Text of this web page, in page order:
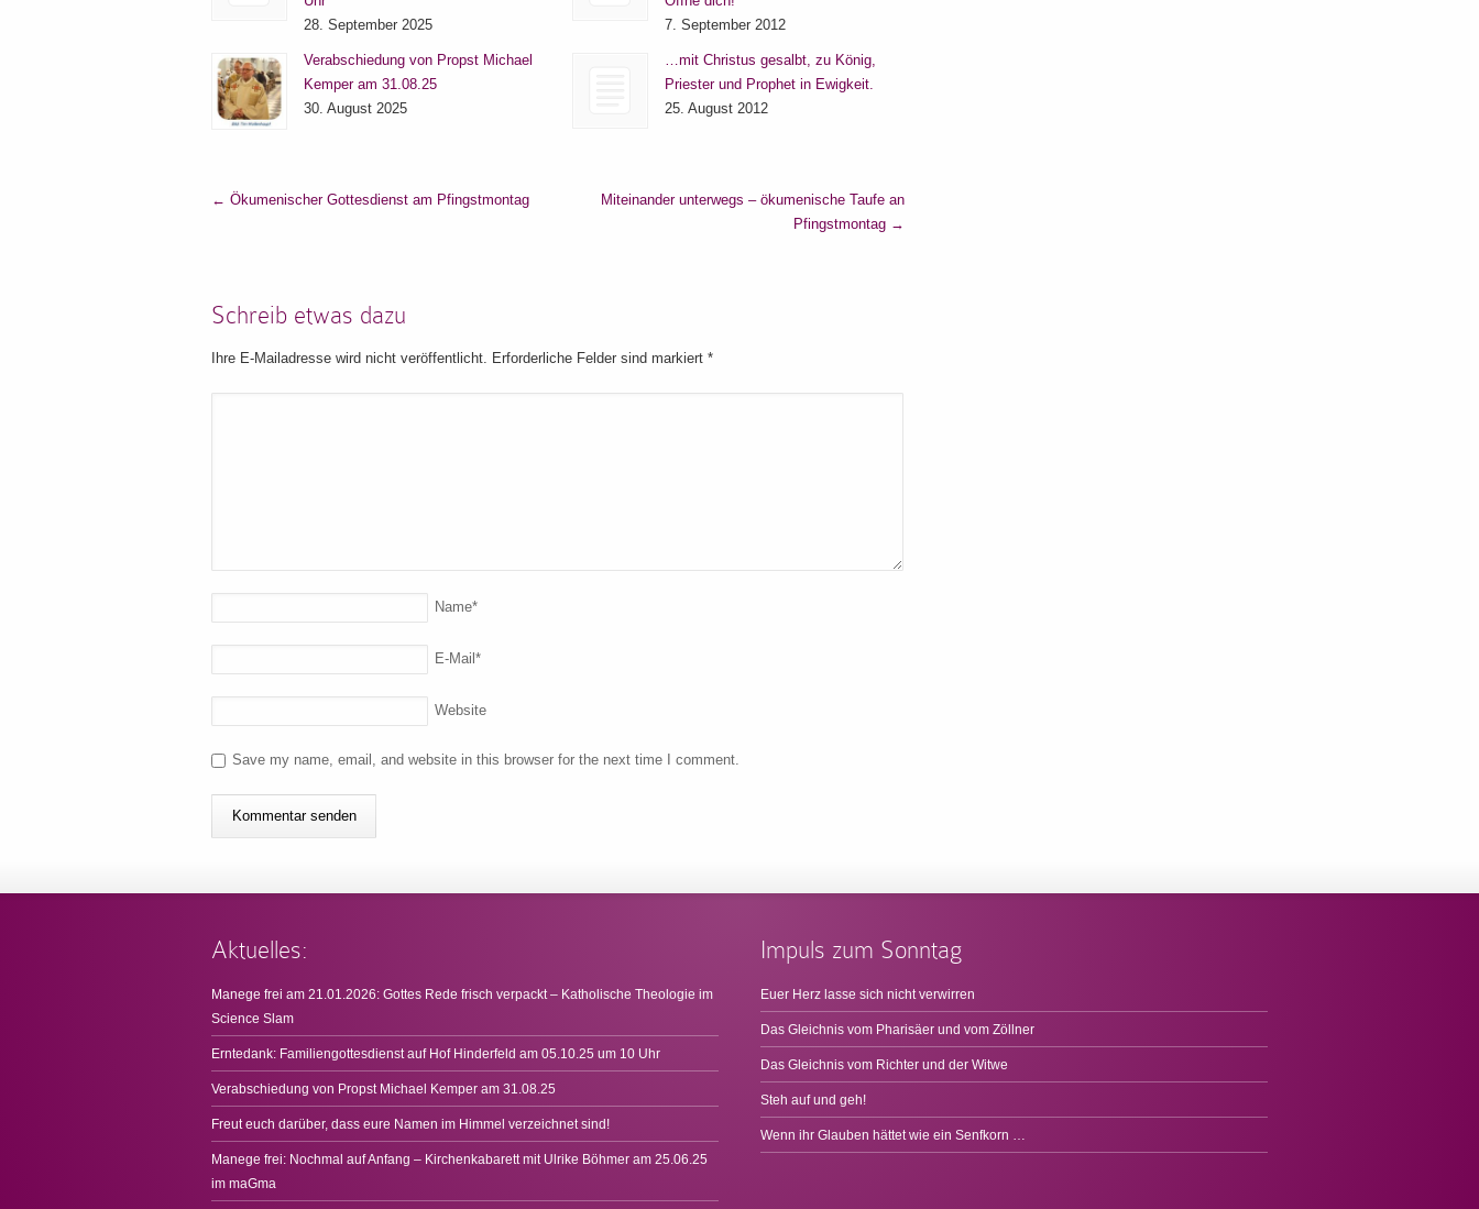
28. September 2025
Verabschiedung von Propst Michael
Kemper am 31.08.25
30. August 2025
7. September 2012
…mit Christus gesalbt, zu König,
Priester und Prophet in Ewigkeit.
25. August 2012
← Ökumenischer Gottesdienst am Pfingstmontag
Miteinander unterwegs – ökumenische Taufe an
Pfingstmontag →
Schreib etwas dazu
Ihre E-Mailadresse wird nicht veröffentlicht. Erforderliche Felder sind markiert *
Name*
E-Mail*
Website
Save my name, email, and website in this browser for the next time I comment.
Aktuelles:
Manege frei am 21.01.2026: Gottes Rede frisch verpackt – Katholische Theologie im
Science Slam
Erntedank: Familiengottesdienst auf Hof Hinderfeld am 05.10.25 um 10 Uhr
Verabschiedung von Propst Michael Kemper am 31.08.25
Freut euch darüber, dass eure Namen im Himmel verzeichnet sind!
Manege frei: Nochmal auf Anfang – Kirchenkabarett mit Ulrike Böhmer am 25.06.25
im maGma
Impuls zum Sonntag
Euer Herz lasse sich nicht verwirren
Das Gleichnis vom Pharisäer und vom Zöllner
Das Gleichnis vom Richter und der Witwe
Steh auf und geh!
Wenn ihr Glauben hättet wie ein Senfkorn …